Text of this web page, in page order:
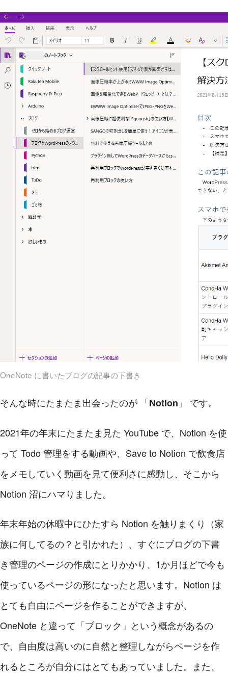
OneNote に書いたブログの記事の下書き
そんな時にたまたま出会ったのが 「Notion 」 です。
2021年の年末にたまたま見た YouTube で、Notion を使
って Todo 管理をする動画や、Save to Notion で飲食店
をメモしていく動画を見て便利さに感動し、そこから
Notion 沼にハマりました。
年末年始の休暇中にひたすら Notion を触りまくり（家
族に何してるの？と引かれた）、すぐにブログの下書
き管理のページの作成にとりかかり、1か月ほどで今も
使っているページの形になったと思います。Notion は
とても自由にページを作ることができますが、
OneNote と違って「ブロック」という概念があるの
で、自由度は高いのに自然と整理しながらページを作
れるところが自分にはとてもあっていました。また、